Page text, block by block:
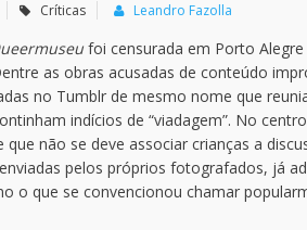
Críticas Leandro Fazolla
foi censurada em Porto Alegre
as obras acusadas de conteúdo
no Tumblr de mesmo nome que
indícios de “viadagem”. No
não se deve associar crianças a
pelos próprios fotografados, já
o que se convencionou chamar